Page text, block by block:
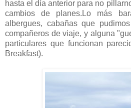
hasta el día anterior para no
cambios de planes.Lo más
albergues, cabañas que
compañeros de viaje, y alguna
particulares que funcionan
Breakfast).